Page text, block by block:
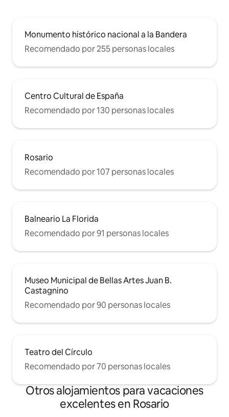
Monumento histórico nacional a la Bandera
Recomendado por 255 personas locales
Centro Cultural de España
Recomendado por 130 personas locales
Rosario
Recomendado por 107 personas locales
Balneario La Florida
Recomendado por 91 personas locales
Museo Municipal de Bellas Artes Juan B.
Castagnino
Recomendado por 90 personas locales
Teatro del Círculo
Recomendado por 70 personas locales
Otros alojamientos para vacaciones
excelentes en Rosario